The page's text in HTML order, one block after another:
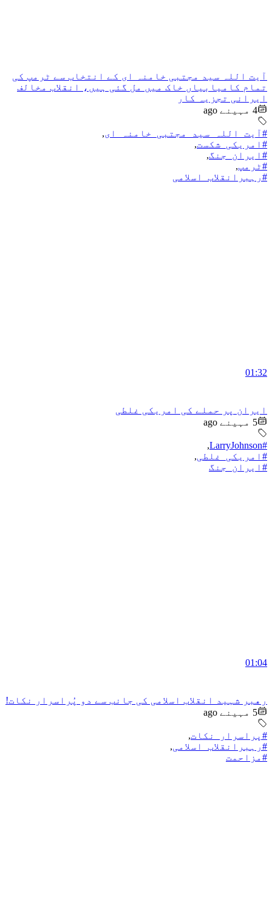
آیت اللہ سید مجتبی خامنہ ای کے انتخاب سے ٹرمپ کی
تمام کامیابیاں خاک میں مل گئی ہیں، انقلاب مخالف
ایرانی تجزیہ کار
4 مہینے ago
#آیت_اللہ_سید_مجتبی_خامنہ_ای,
#امریکی_شکست,
#ایران_جنگ,
#ٹرمپ,
#رہبرانقلاب_اسلامی
01:32
ایران پر حملے کی امریکی غلطی
5 مہینے ago
#LarryJohnson
,
#امریکی_غلطی,
#ایران_جنگ
01:04
رهبر شہید انقلاب اسلامی کی جانب سے دو پُراسرار نکات!
5 مہینے ago
#پراسرار_نکات,
#رہبرانقلاب_اسلامی,
#مزاحمت